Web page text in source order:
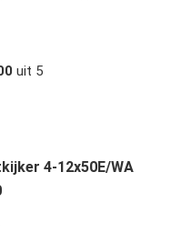
uit 5
4-12x50E/WA